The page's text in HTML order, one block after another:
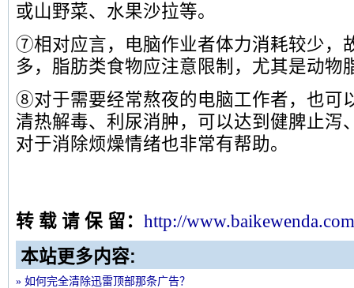
或山野菜、水果沙拉等。
⑦相对应言，电脑作业者体力消耗较少，
多，脂肪类食物应注意限制，尤其是动物
⑧对于需要经常熬夜的电脑工作者，也可
清热解毒、利尿消肿，可以达到健脾止泻
对于消除烦燥情绪也非常有帮助。
转 载 请 保 留： http://www.b
本站更多内容:
» 如何完全清除迅雷顶部那条广告？